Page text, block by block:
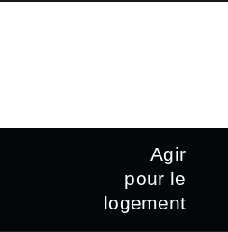
Agir
pour le
logement